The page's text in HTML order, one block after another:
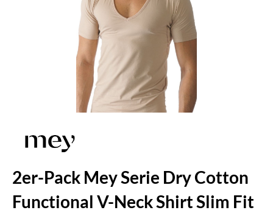
2er-Pack Mey Serie Dry Cotton
Functional V-Neck Shirt Slim Fit